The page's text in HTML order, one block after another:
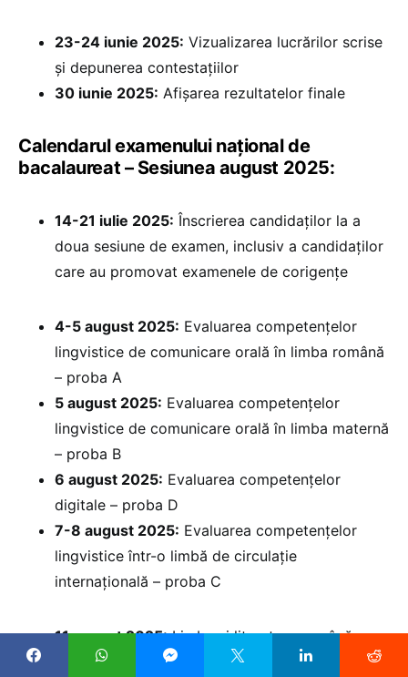
23-24 iunie 2025: Vizualizarea lucrărilor scrise
și depunerea contestațiilor
30 iunie 2025: ⁠Afișarea rezultatelor finale
Calendarul examenului național de
bacalaureat – Sesiunea august 2025:
14-21 iulie 2025: Înscrierea candidaților la a
doua sesiune de examen, inclusiv a candidaților
care au promovat examenele de corigențe
4-5 august 2025: Evaluarea competențelor
lingvistice de comunicare orală în limba română
– proba A
5 august 2025: Evaluarea competențelor
lingvistice de comunicare orală în limba maternă
– proba B
6 august 2025: ⁠Evaluarea competențelor
digitale – proba D
7-8 august 2025: Evaluarea competențelor
lingvistice într-o limbă de circulație
internațională – proba C
11 august 2025:Limba și literatura română –
proba E.a) – probă scrisă